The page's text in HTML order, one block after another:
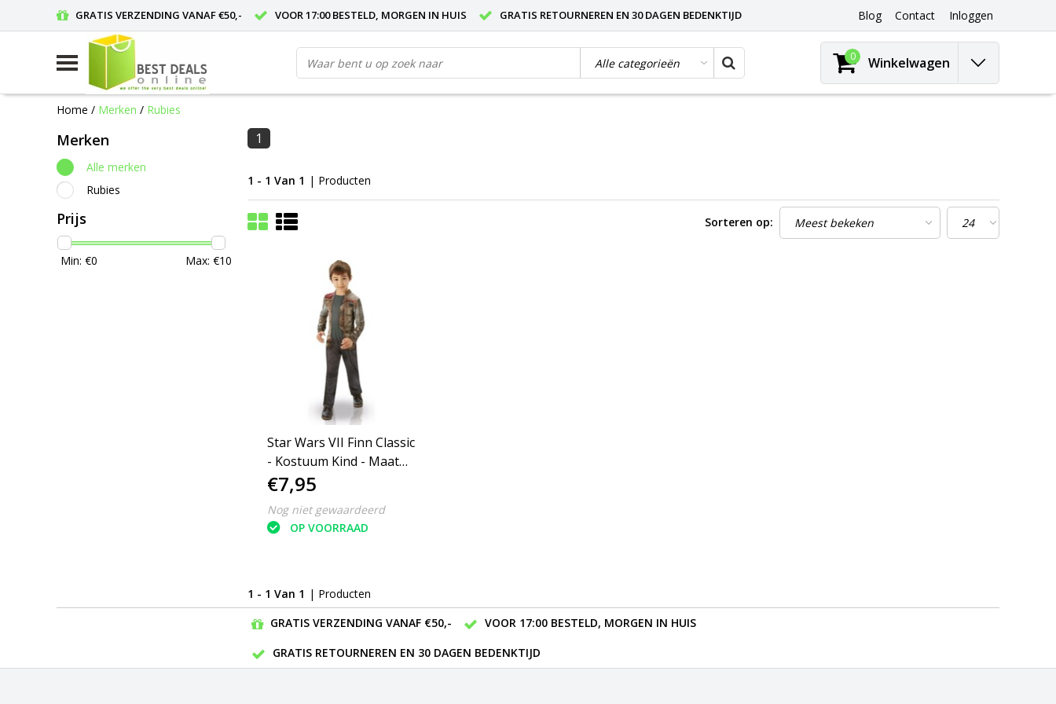
GRATIS VERZENDING VANAF €50,- VOOR 17:00 BESTELD, MORGEN IN HUIS GRATIS RETOURNEREN EN 30 DAGEN BEDENKTIJD Blog Contact Inloggen
0 Winkelwagen
Home / Merken / Rubies
Merken
Alle merken
Rubies
Prijs
Min: €0 Max: €10
1
1 - 1 Van 1 | Producten
Sorteren op:
Star Wars VII Finn Classic
- Kostuum Kind - Maat
128/140 -
Carnavalskleding
€7,95
Nog niet gewaardeerd
OP VOORRAAD
1 - 1 Van 1 | Producten
GRATIS VERZENDING VANAF €50,-
VOOR 17:00 BESTELD, MORGEN IN HUIS
GRATIS RETOURNEREN EN 30 DAGEN BEDENKTIJD